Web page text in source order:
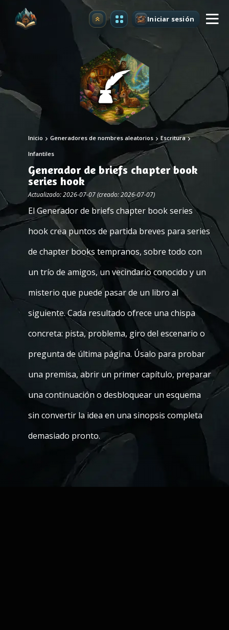
Mejorar Iniciar sesión
Inicio Generadores de nombres aleatorios Escritura
Infantiles
Generador de briefs chapter book
series hook
Actualizado: 2026-07-07 (creado: 2026-07-07)
El Generador de briefs chapter book series
hook crea puntos de partida breves para series
de chapter books tempranos, sobre todo con
un trío de amigos, un vecindario conocido y un
misterio que puede pasar de un libro al
siguiente. Cada resultado ofrece una chispa
concreta: pista, problema, giro del escenario o
pregunta de última página. Úsalo para probar
una premisa, abrir un primer capítulo, preparar
una continuación o desbloquear un esquema
sin convertir la idea en una sinopsis completa
demasiado pronto.